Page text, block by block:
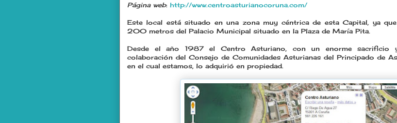
Página web: http://www.centroasturianocoruna.com/
Este local está situado en una zona muy céntrica de esta Capital, ya
200 metros del Palacio Municipal situado en la Plaza de María Pita.
Desde el año 1987 el Centro Asturiano, con un enorme sacrificio
colaboración del Consejo de Comunidades Asturianas del Principado de
en el cual estamos, lo adquirió en propiedad.